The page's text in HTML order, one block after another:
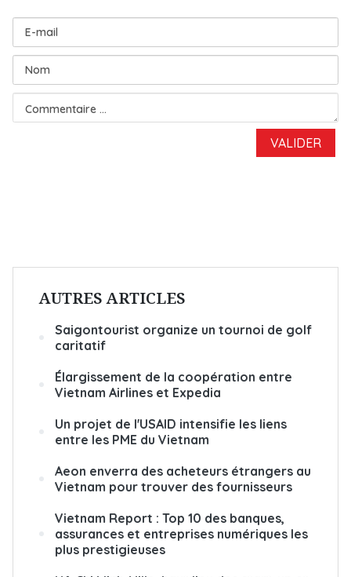
AUTRES ARTICLES
Saigontourist organize un tournoi de golf
caritatif
Élargissement de la coopération entre
Vietnam Airlines et Expedia
Un projet de l'USAID intensifie les liens
entre les PME du Vietnam
Aeon enverra des acheteurs étrangers au
Vietnam pour trouver des fournisseurs
Vietnam Report : Top 10 des banques,
assurances et entreprises numériques les
plus prestigieuses